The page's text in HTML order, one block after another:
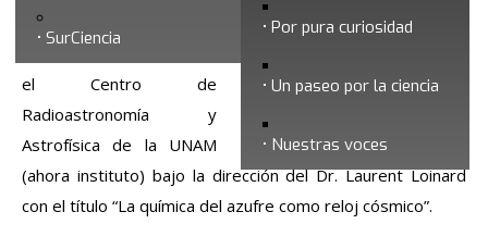
Por pura curiosidad
Un paseo por la ciencia
Nuestras voces
SurCiencia
de Guadalajara. Realizó
el Centro de
Radioastronomía y
Astrofísica de la UNAM
(ahora instituto) bajo la dirección del Dr. Laurent Loinard
con el título “La química del azufre como reloj cósmico”.